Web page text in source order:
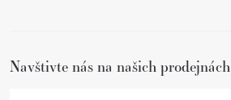
Navštivte nás na našich prodejnách